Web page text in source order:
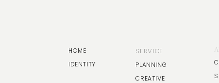
HOME
IDENTITY
SERVICE
PLANNING
CREATIVE